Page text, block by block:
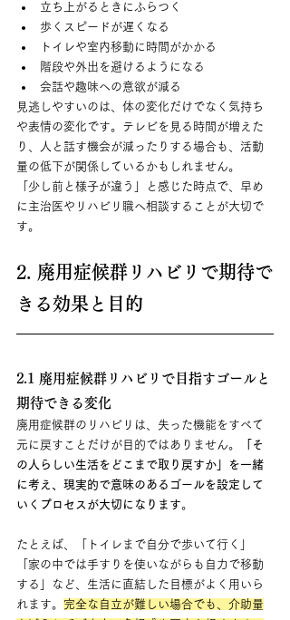
立ち上がるときにふらつく
歩くスピードが遅くなる
トイレや室内移動に時間がかかる
階段や外出を避けるようになる
会話や趣味への意欲が減る
見逃しやすいのは、体の変化だけでなく気持ち
や表情の変化です。テレビを見る時間が増えた
り、人と話す機会が減ったりする場合も、活動
量の低下が関係しているかもしれません。
「少し前と様子が違う」と感じた時点で、早め
に主治医やリハビリ職へ相談することが大切で
す。
2. 廃用症候群リハビリで期待で
きる効果と目的
2.1 廃用症候群リハビリで目指すゴールと
期待できる変化
廃用症候群のリハビリは、失った機能をすべて
元に戻すことだけが目的ではありません。
「そ
の人らしい生活をどこまで取り戻すか」を一緒
に考え、現実的で意味のあるゴールを設定して
いくプロセスが大切になります。
たとえば、「トイレまで自分で歩いて行く」
「家の中では手すりを使いながらも自力で移動
する」など、生活に直結した目標がよく用いら
れます。 完全な自立が難しい場合でも、介助量